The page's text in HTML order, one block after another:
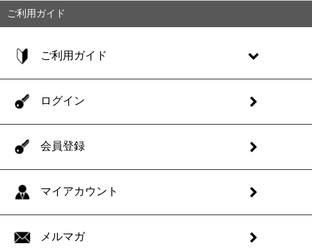
ご利用ガイド
ご利用ガイド
ログイン
会員登録
マイアカウント
メルマガ